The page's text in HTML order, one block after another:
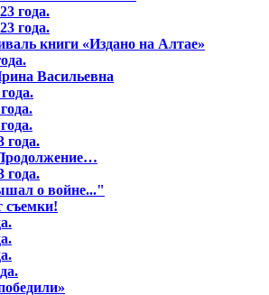
года.
года.
книги «Издано на Алтае»
Васильевна
года.
года.
о войне..."